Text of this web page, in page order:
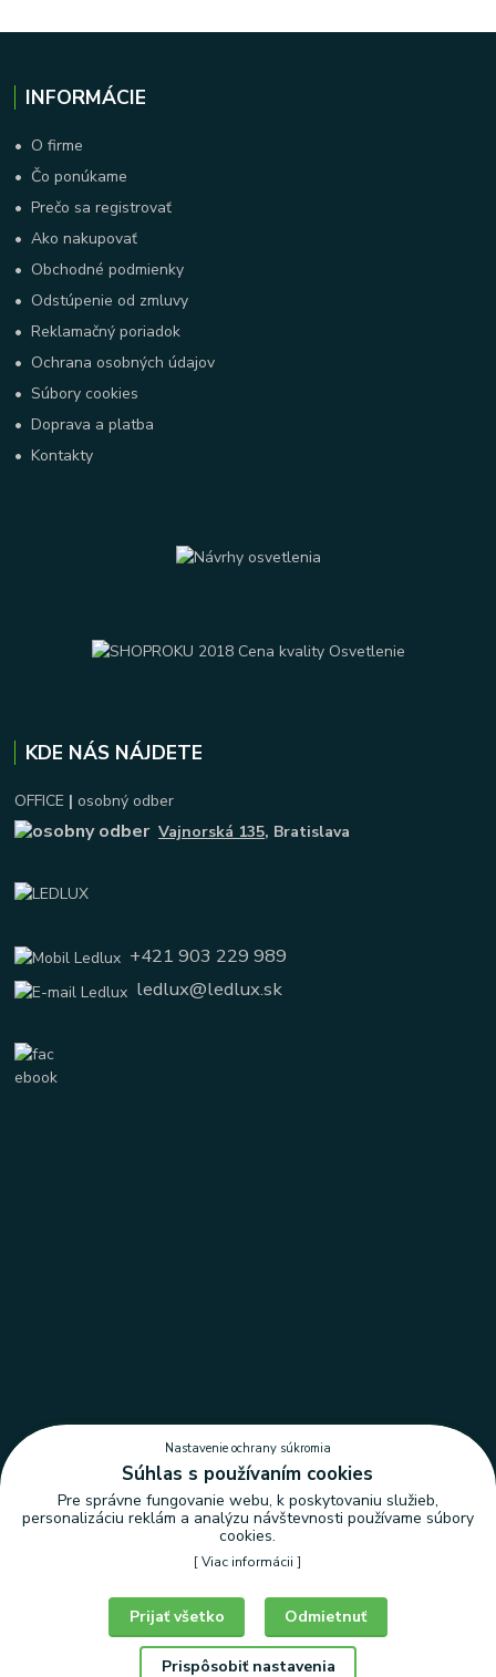
INFORMÁCIE
• O firme
• Čo ponúkame
•Prečo sa registrovať
•Ako nakupovať
• Obchodné podmienky
• Odstúpenie od zmluvy
•Reklamačný poriadok
• Ochrana osobných údajov
•Súbory cookies
•Doprava a platba
•Kontakty
KDE NÁS NÁJDETE
OFFICE | osobný odber
Vajnorská 135, Bratislava
+421 903 229 989
ledlux@ledlux.sk
Nastavenie ochrany súkromia
Nastavenie ochrany súkromia
Súhlas s používaním cookies
Pre správne fungovanie webu, k poskytovaniu služieb,
personalizáciu reklám a analýzu návštevnosti používame súbory
cookies.
[Viac informácii ]
Odmietnuť
Prispôsobiť nastavenia
Prijať všetko